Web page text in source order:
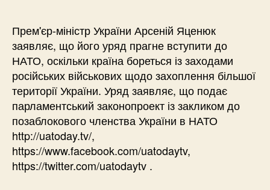
Прем'єр-міністр України Арсеній Яценюк
заявляє, що його уряд прагне вступити до
НАТО, оскільки країна бореться із заходами
російських військових щодо захоплення більшої
території України. Уряд заявляє, що подає
парламентський законопроект із закликом до
позаблокового членства України в НАТО
http://uatoday.tv/,
https://www.facebook.com/uatodaytv,
https://twitter.com/uatodaytv .